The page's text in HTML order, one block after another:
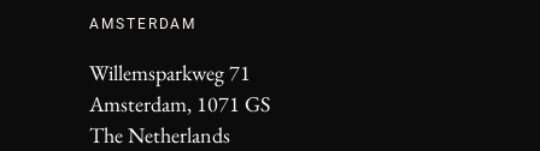
AMSTERDAM
Willemsparkweg 71
Amsterdam, 1071 GS
The Netherlands